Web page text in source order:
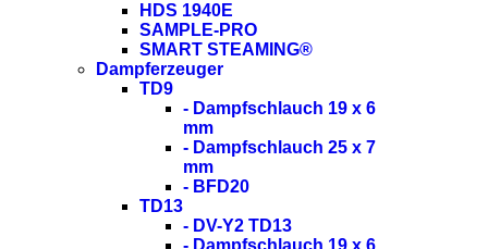
HDS 1940E
SAMPLE-PRO
SMART STEAMING®
Dampferzeuger
TD9
- Dampfschlauch 19 x 6
mm
- Dampfschlauch 25 x 7
mm
- BFD20
TD13
- DV-Y2 TD13
- Dampfschlauch 19 x 6